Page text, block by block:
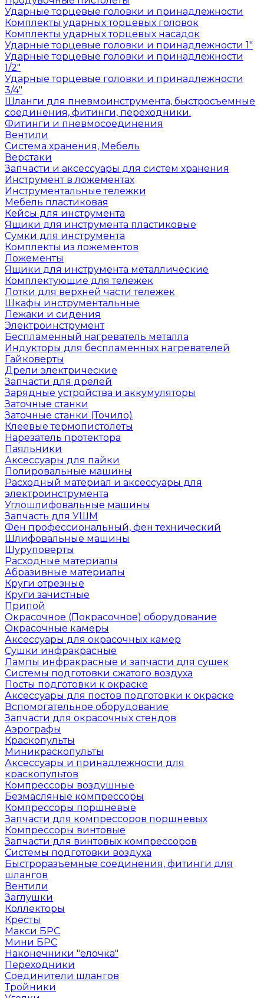
Ударные торцевые головки и принадлежности
Комплекты ударных торцевых головок
Комплекты ударных торцевых насадок
Ударные торцевые головки и принадлежности 1"
Ударные торцевые головки и принадлежности
1/2"
Ударные торцевые головки и принадлежности
3/4"
Шланги для пневмоинструмента, быстросъемные
соединения, фитинги, переходники.
Фитинги и пневмосоединения
Вентили
Система хранения, Мебель
Верстаки
Запчасти и аксессуары для систем хранения
Инструмент в ложементах
Инструментальные тележки
Мебель пластиковая
Кейсы для инструмента
Ящики для инструмента пластиковые
Сумки для инструмента
Комплекты из ложементов
Ложементы
Ящики для инструмента металлические
Комплектующие для тележек
Лотки для верхней части тележек
Шкафы инструментальные
Лежаки и сидения
Электроинструмент
Беспламенный нагреватель металла
Индукторы для беспламенных нагревателей
Гайковерты
Дрели электрические
Запчасти для дрелей
Зарядные устройства и аккумуляторы
Заточные станки
Заточные станки (Точило)
Клеевые термопистолеты
Нарезатель протектора
Паяльники
Аксессуары для пайки
Полировальные машины
Расходный материал и аксессуары для
электроинструмента
Углошлифовальные машины
Запчасть для УШМ
Фен профессиональный, фен технический
Шлифовальные машины
Шуруповерты
Расходные материалы
Абразивные материалы
Круги отрезные
Круги зачистные
Припой
Окрасочное (Покрасочное) оборудование
Окрасочные камеры
Аксессуары для окрасочных камер
Сушки инфракрасные
Лампы инфракрасные и запчасти для сушек
Системы подготовки сжатого воздуха
Посты подготовки к окраске
Аксессуары для постов подготовки к окраске
Вспомогательное оборудование
Запчасти для окрасочных стендов
Аэрографы
Краскопульты
Миникраскопульты
Аксессуары и принадлежности для
краскопультов
Компрессоры воздушные
Безмасляные компрессоры
Компрессоры поршневые
Запчасти для компрессоров поршневых
Компрессоры винтовые
Запчасти для винтовых компрессоров
Системы подготовки воздуха
Быстроразъемные соединения, фитинги для
шлангов
Вентили
Заглушки
Коллекторы
Кресты
Макси БРС
Мини БРС
Наконечники "елочка"
Переходники
Соединители шлангов
Тройники